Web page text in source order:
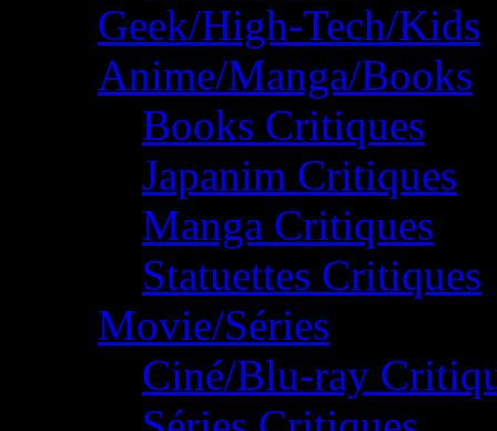
Geek/High-Tech/Kids
Anime/Manga/Books
Books Critiques
Japanim Critiques
Manga Critiques
Statuettes Critiques
Movie/Séries
Ciné/Blu-ray